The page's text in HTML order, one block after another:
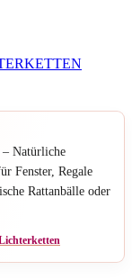
– Natürliche
Fenster, Regale
Rattanbälle oder